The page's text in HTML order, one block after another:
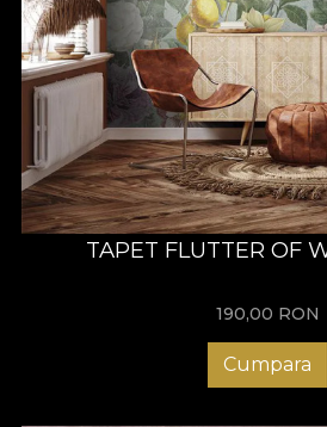
TAPET FLUTTER OF
190,00 RON
Cumpara